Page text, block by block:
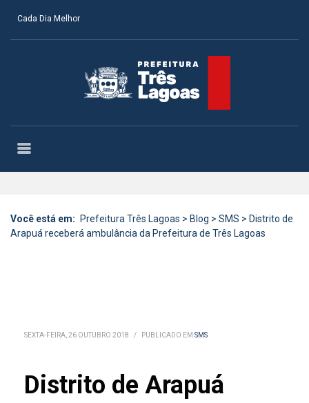
Cada Dia Melhor
Você está em: Prefeitura Três Lagoas > Blog > SMS > Distrito de
Arapuá receberá ambulância da Prefeitura de Três Lagoas
SEXTA-FEIRA, 26 OUTUBRO 2018 / PUBLICADO EM SMS
Distrito de Arapuá